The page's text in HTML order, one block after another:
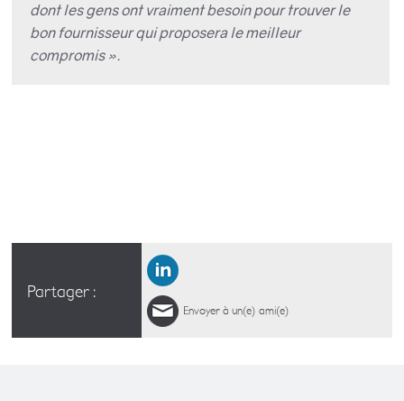
dont les gens ont vraiment besoin pour trouver le
bon fournisseur qui proposera le meilleur
compromis».
Partager :
Envoyer à un(e) ami(e)